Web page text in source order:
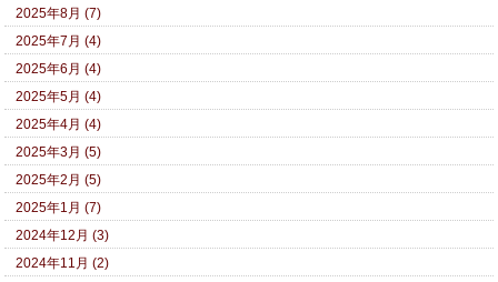
2025年8月 (7)
2025年7月 (4)
2025年6月 (4)
2025年5月 (4)
2025年4月 (4)
2025年3月 (5)
2025年2月 (5)
2025年1月 (7)
2024年12月 (3)
2024年11月 (2)